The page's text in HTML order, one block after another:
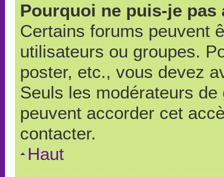
Pourquoi ne puis-je
Certains forums peuvent
utilisateurs ou groupes.
poster, etc., vous devez
Seuls les modérateurs
peuvent accorder cet
contacter.
Haut